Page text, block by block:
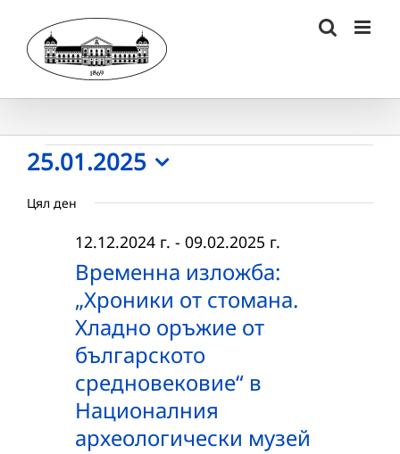
content
Събития
for
25.01.2025
25.01.2025
date.
Цял ден
Временна изложба:
„Хроники от стомана.
Хладно оръжие от
българското
средновековие“ в
Националния
археологически музей
12.12.2024 г. - 09.02.2025 г.